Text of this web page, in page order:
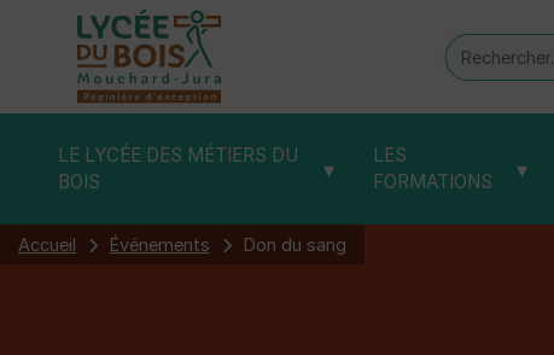
Rechercher
LE LYCÉE DES MÉTIERS DU
BOIS
▾
LES
FORMATIONS
▾
Accueil Événements Don du sang